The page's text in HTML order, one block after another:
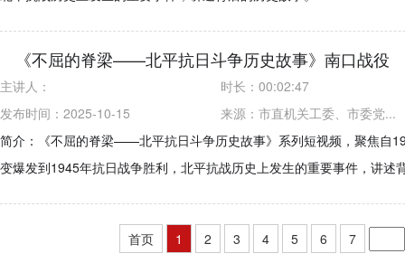
《不屈的脊梁——北平抗日斗争历史故事》南口战役
主讲人： 时长： 00:02:47
发布时间：2025-10-15
来源： 市直机关工委、市委党...
简介：《不屈的脊梁——北平抗日斗争历史故事》系列短视频，聚焦自
变爆发到1945年抗日战争胜利，北平抗战历史上发生的重要事件，讲述
首页 1 2 3 4 5 6
7